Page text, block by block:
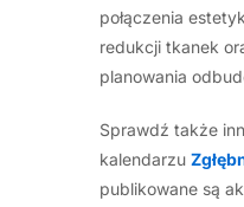
połączenia
redukcji tkanek
planowania
Sprawdź także
kalendarzu
publikowane są